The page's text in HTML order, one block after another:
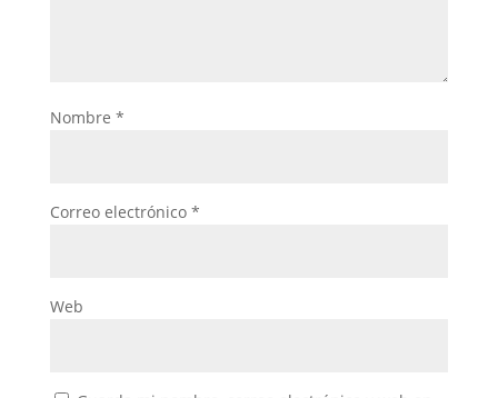
Nombre *
Correo electrónico *
Web